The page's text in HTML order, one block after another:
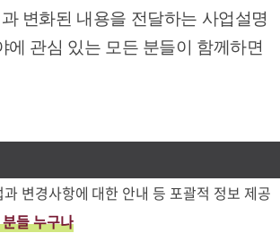
변화된 내용을 전달하는 사업설명
관심 있는 모든 분들이 함께하면
변경사항에 대한 안내 등 포괄적 정보 제공
들 누구나